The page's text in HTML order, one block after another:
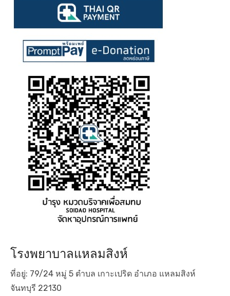
โรงพยาบาลแหลมสิงห์
ที่อยู่: 79/24 หมู่ 5 ตำบล เกาะเปริด อำเภอ แหลมสิงห์
จันทบุรี 22130